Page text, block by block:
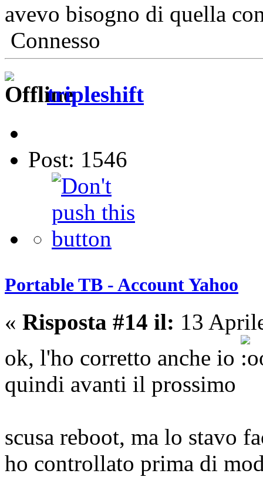
avevo bisogno di quella
Connesso
tripleshift
Post: 1546
Portable TB - Account Yahoo
« Risposta #14 il: 13
ok, l'ho corretto anche io
quindi avanti il prossimo
scusa reboot, ma lo stavo
ho controllato prima di